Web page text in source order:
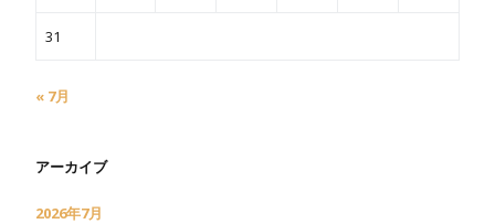
31
« 7月
アーカイブ
2026年7月